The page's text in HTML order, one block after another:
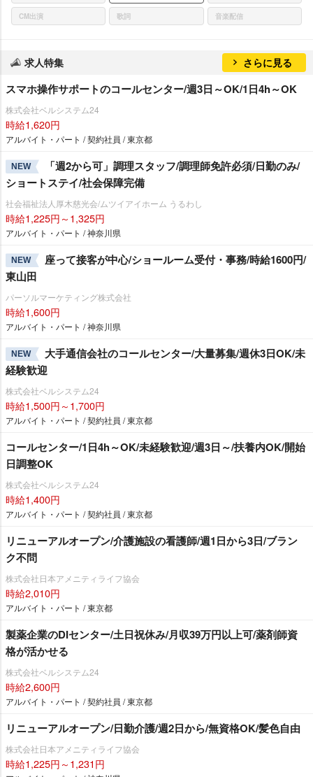
CM出演 歌詞 音楽配信
求人特集 さらに見る
スマホ操作サポートのコールセンター/週3日～OK/1日4h～OK
株式会社ベルシステム24
時給1,620円
アルバイト・パート / 契約社員 / 東京都
NEW
「週2から可」調理スタッフ/調理師免許必須/日勤のみ/
ショートステイ/社会保障完備
社会福祉法人厚木慈光会/ムツイアイホーム うるわし
時給1,225円～1,325円
アルバイト・パート / 神奈川県
NEW
座って接客が中心/ショールーム受付・事務/時給1600円/
東山田
パーソルマーケティング株式会社
時給1,600円
アルバイト・パート / 神奈川県
NEW
大手通信会社のコールセンター/大量募集/週休3日OK/未
経験歓迎
株式会社ベルシステム24
時給1,500円～1,700円
アルバイト・パート / 契約社員 / 東京都
コールセンター/1日4h～OK/未経験歓迎/週3日～/扶養内OK/開始
日調整OK
株式会社ベルシステム24
時給1,400円
アルバイト・パート / 契約社員 / 東京都
リニューアルオープン/介護施設の看護師/週1日から3日/ブラン
ク不問
株式会社日本アメニティライフ協会
時給2,010円
アルバイト・パート / 東京都
製薬企業のDIセンター/土日祝休み/月収39万円以上可/薬剤師資
格が活かせる
株式会社ベルシステム24
時給2,600円
アルバイト・パート / 契約社員 / 東京都
リニューアルオープン/日勤介護/週2日から/無資格OK/髪色自由
株式会社日本アメニティライフ協会
時給1,225円～1,231円